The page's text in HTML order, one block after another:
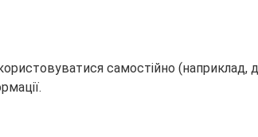
самостійно (наприклад,